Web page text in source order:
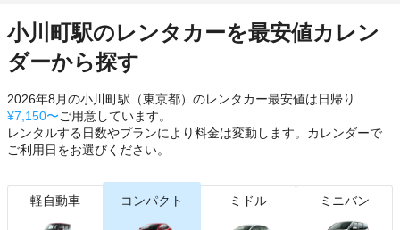
小川町駅のレンタカーを最安値カレン
ダーから探す
2026年8月の小川町駅（東京都）のレンタカー最安値は日帰り
¥7,150〜ご用意しています。
レンタルする日数やプランにより料金は変動します。カレンダーで
ご利用日をお選びください。
軽自動車 コンパクト ミドル ミニバン